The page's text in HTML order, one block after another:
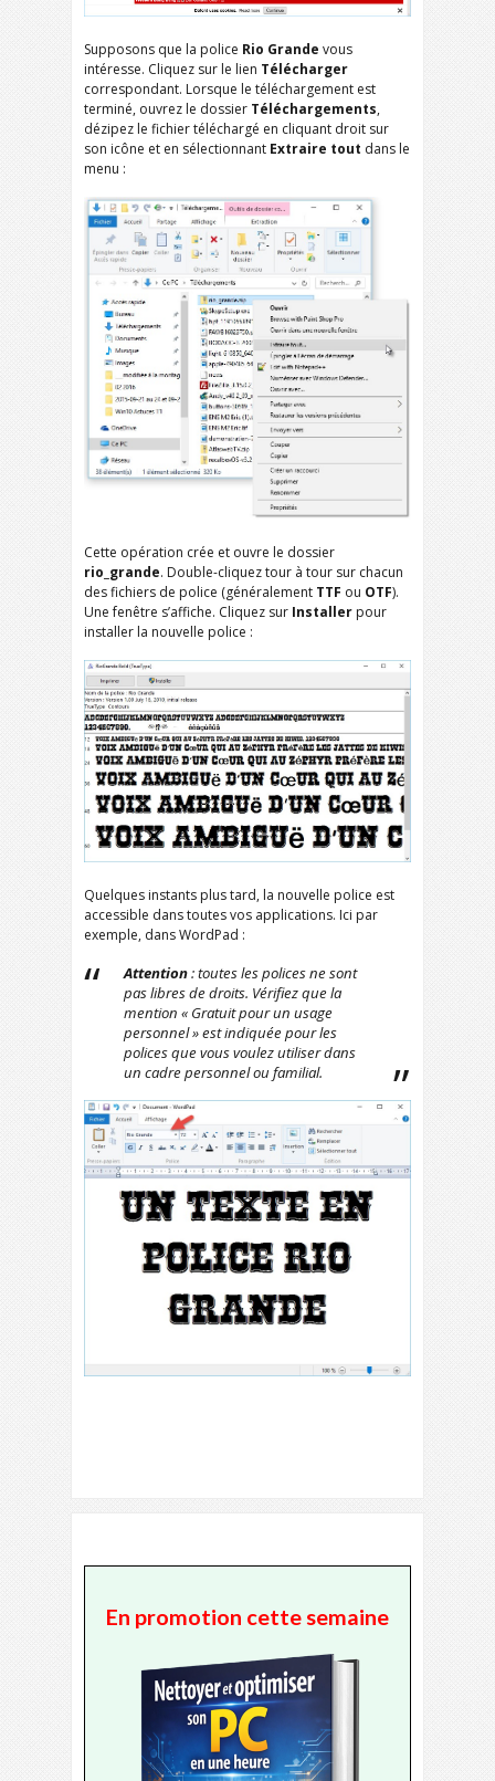
Supposons que la police Rio Grande vous
intéresse. Cliquez sur le lien Télécharger
correspondant. Lorsque le téléchargement est
terminé, ouvrez le dossier Téléchargements,
dézipez le fichier téléchargé en cliquant droit sur
son icône et en sélectionnant Extraire tout dans le
menu :
Cette opération crée et ouvre le dossier
rio_grande. Double-cliquez tour à tour sur chacun
des fichiers de police (généralement TTF ou OTF).
Une fenêtre s’affiche. Cliquez sur Installer pour
installer la nouvelle police :
Quelques instants plus tard, la nouvelle police est
accessible dans toutes vos applications. Ici par
exemple, dans WordPad :
Attention: toutes les polices ne sont
pas libres de droits. Vérifiez que la
mention « Gratuit pour un usage
personnel» est indiquée pour les
polices que vous voulez utiliser dans
un cadre personnel ou familial.
En promotion cette semaine